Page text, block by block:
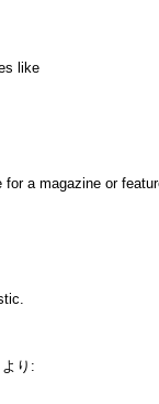
like
a magazine or
より: